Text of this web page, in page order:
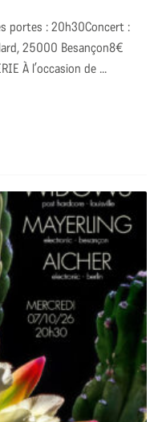
portes : 20h30Concert :
25000 Besançon8€
À l’occasion de ...